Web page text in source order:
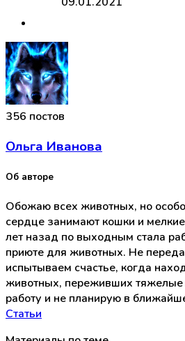
356 постов
Ольга Иванова
Об авторе
Обожаю всех животных, но
сердце занимают кошки и
лет назад по выходным стала
приюте для животных. Не
испытываем счастье, когда
животных, переживших
работу и не планирую в
Статьи